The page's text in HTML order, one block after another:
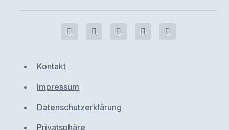
Kontakt
Impressum
Datenschutzerklärung
Privatsphäre